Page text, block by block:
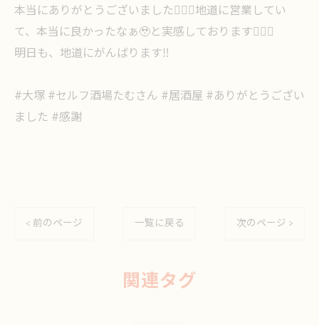
本当にありがとうございました🙇🏻‍♀️地道に営業してい
て、本当に良かったなぁ🥹と実感しております🙇🏻‍♀️
明日も、地道にがんばります‼️
#大塚 #セルフ酒場たむさん #居酒屋 #ありがとうござい
ました #感謝
< 前のページ 一覧に戻る 次のページ >
関連タグ